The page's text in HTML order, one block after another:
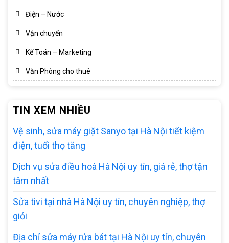
Điện – Nước
Vận chuyển
Kế Toán – Marketing
Văn Phòng cho thuê
TIN XEM NHIỀU
Vệ sinh, sửa máy giặt Sanyo tại Hà Nội tiết kiệm
điện, tuổi thọ tăng
Dịch vụ sửa điều hoà Hà Nội uy tín, giá rẻ, thợ tận
tâm nhất
Sửa tivi tại nhà Hà Nội uy tín, chuyên nghiệp, thợ
giỏi
Địa chỉ sửa máy rửa bát tại Hà Nội uy tín, chuyên